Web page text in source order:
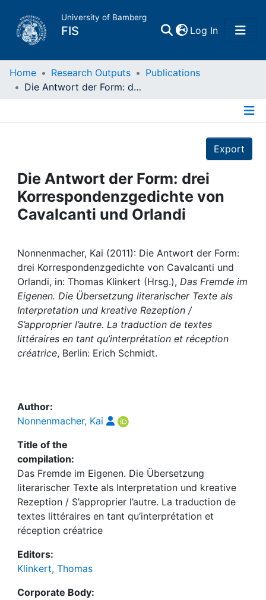
University of Bamberg
FIS Log In(current)
Home
Projects
People
Awards
My FIS
Help
Home Research Outputs
Publications
Die Antwort der Form: drei Korrespondenzgedichte von Cavalcanti und Orlandi
Export
Die Antwort der Form: drei
Korrespondenzgedichte von
Cavalcanti und Orlandi
Nonnenmacher, Kai (2011): Die Antwort der Form:
drei Korrespondenzgedichte von Cavalcanti und
Orlandi, in: Thomas Klinkert (Hrsg.), Das Fremde im
Eigenen. Die Übersetzung literarischer Texte als
Interpretation und kreative Rezeption /
S’approprier l’autre. La traduction de textes
littéraires en tant qu’interprétation et réception
créatrice, Berlin: Erich Schmidt.
Author:
Nonnenmacher, Kai
Title of the
compilation:
Das Fremde im Eigenen. Die Übersetzung
literarischer Texte als Interpretation und kreative
Rezeption / S’approprier l’autre. La traduction de
textes littéraires en tant qu’interprétation et
réception créatrice
Editors:
Klinkert, Thomas
Corporate Body: